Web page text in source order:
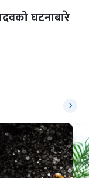
घटनाबारे